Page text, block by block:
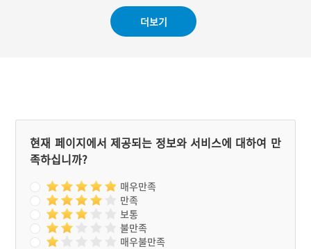
더보기
현재 페이지에서 제공되는 정보와 서비스에 대하여 만
족하십니까?
매우만족
만족
보통
불만족
매우불만족